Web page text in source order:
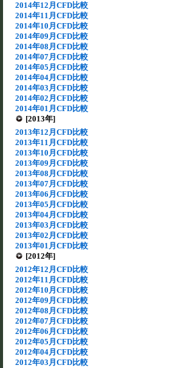
2014年12月CFD比較
2014年11月CFD比較
2014年10月CFD比較
2014年09月CFD比較
2014年08月CFD比較
2014年07月CFD比較
2014年05月CFD比較
2014年04月CFD比較
2014年03月CFD比較
2014年02月CFD比較
2014年01月CFD比較
[2013年]
2013年12月CFD比較
2013年11月CFD比較
2013年10月CFD比較
2013年09月CFD比較
2013年08月CFD比較
2013年07月CFD比較
2013年06月CFD比較
2013年05月CFD比較
2013年04月CFD比較
2013年03月CFD比較
2013年02月CFD比較
2013年01月CFD比較
[2012年]
2012年12月CFD比較
2012年11月CFD比較
2012年10月CFD比較
2012年09月CFD比較
2012年08月CFD比較
2012年07月CFD比較
2012年06月CFD比較
2012年05月CFD比較
2012年04月CFD比較
2012年03月CFD比較